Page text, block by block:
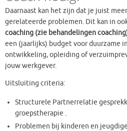
Daarnaast kan het zijn dat je juist
gerelateerde problemen. Dit kan in
coaching (zie behandelingen
een (jaarlijks) budget voor duurzame
ontwikkeling, opleiding of
jouw werkgever.
Uitsluiting criteria:
Structurele Partnerrelatie
groepstherapie .
Problemen bij kinderen en